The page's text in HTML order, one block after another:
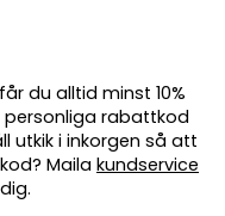
du alltid minst 10%
personliga rabattkod
utkik i inkorgen så att
Maila kundservice